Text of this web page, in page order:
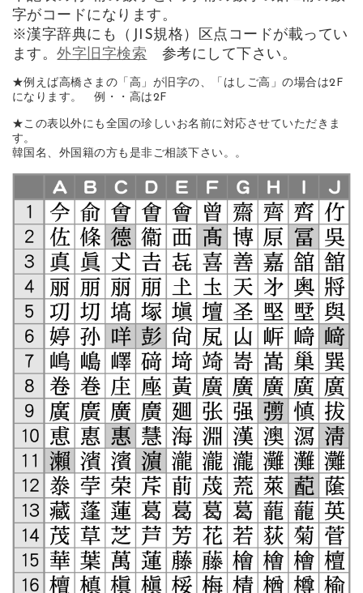
字がコードになります。
※漢字辞典にも（JIS規格）区点コードが載ってい
ます。外字旧字検索 参考にして下さい。
★例えば高橋さまの「高」が旧字の、「はしご高」の場合は2F
になります。 例・・高は2F
★この表以外にも全国の珍しいお名前に対応させていただきま
す。
韓国名、外国籍の方も是非ご相談下さい。。